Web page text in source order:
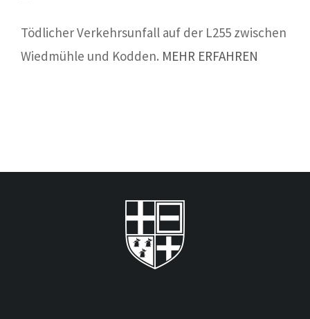
Tödlicher Verkehrsunfall auf der L255 zwischen
Wiedmühle und Kodden. MEHR ERFAHREN